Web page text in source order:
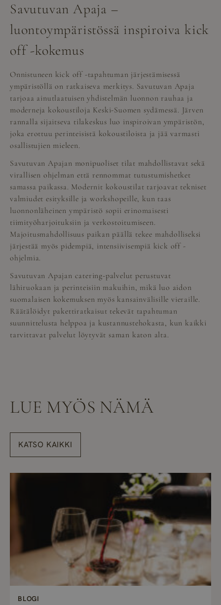
Savutuvan Apaja –
luontoympäristössä inspiroiva kick
off -kokemus
Onnistuneen kick off -tapahtuman järjestämisessä
ympäristöllä on ratkaiseva merkitys. Savutuvan Apaja
tarjoaa ainutlaatuisen yhdistelmän luonnon rauhaa ja
moderneja kokoustiloja Keski-Suomen sydämessä. Järven
rannalla sijaitseva tilakeskus luo inspiroivan ympäristön,
joka erottuu perinteisistä kokoustiloista ja jää varmasti
osallistujien mieleen.
Savutuvan Apajan monipuoliset tilat mahdollistavat sekä
virallisen ohjelman että rennommat tutustumishetket
samassa paikassa. Modernit kokoustilat tarjoavat tekniset
valmiudet esityksille ja workshopeille, kun taas
luonnonläheinen ympäristö sopii erinomaisesti
tiimityöharjoituksiin ja verkostoitumiseen.
Majoitusmahdollisuus paikan päällä tekee mahdolliseksi
järjestää myös pidempiä, intensiivisempiä kick off -
ohjelmia.
Savutuvan Apajan catering-palvelut perustuvat
lähiruokaan ja perinteisiin makuihin, mikä luo aidon
suomalaisen kokemuksen myös kansainvälisille vieraille.
Räätälöidyt pakettiratkaisut tekevät tapahtuman
suunnittelusta helppoa ja kustannustehokasta, kun kaikki
tarvittavat palvelut löytyvät saman katon alta.
LUE MYÖS NÄMÄ
KATSO KAIKKI
BLOGI